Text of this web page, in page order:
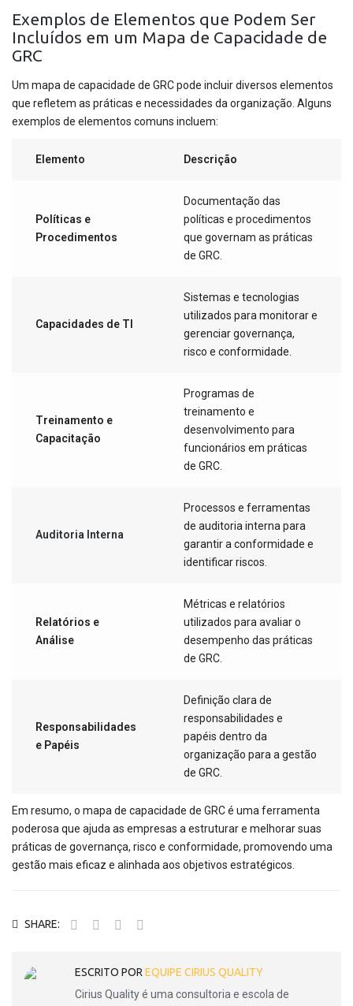
Exemplos de Elementos que Podem Ser
Incluídos em um Mapa de Capacidade de
GRC
Um mapa de capacidade de GRC pode incluir diversos elementos
que refletem as práticas e necessidades da organização. Alguns
exemplos de elementos comuns incluem:
Elemento Descrição
Políticas e
Procedimentos
Documentação das
políticas e procedimentos
que governam as práticas
de GRC.
Capacidades de TI
Sistemas e tecnologias
utilizados para monitorar e
gerenciar governança,
risco e conformidade.
Treinamento e
Capacitação
Programas de
treinamento e
desenvolvimento para
funcionários em práticas
de GRC.
Auditoria Interna
Processos e ferramentas
de auditoria interna para
garantir a conformidade e
identificar riscos.
Relatórios e
Análise
Métricas e relatórios
utilizados para avaliar o
desempenho das práticas
de GRC.
Responsabilidades
e Papéis
Definição clara de
responsabilidades e
papéis dentro da
organização para a gestão
de GRC.
Em resumo, o mapa de capacidade de GRC é uma ferramenta
poderosa que ajuda as empresas a estruturar e melhorar suas
práticas de governança, risco e conformidade, promovendo uma
gestão mais eficaz e alinhada aos objetivos estratégicos.
SHARE:
ESCRITO POR EQUIPE CIRIUS QUALITY
Cirius Quality é uma consultoria e escola de